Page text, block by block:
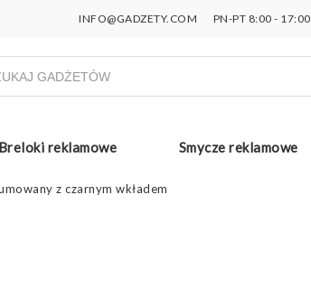
INFO@GADZETY.COM PN-PT 8:00 - 17:00
Breloki reklamowe Smycze reklamowe
z czarnym wkładem